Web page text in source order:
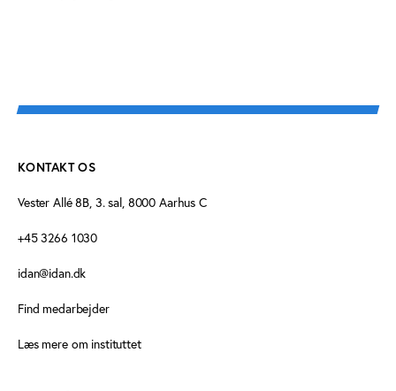
KONTAKT OS
Vester Allé 8B, 3. sal, 8000 Aarhus C
+45 3266 1030
idan@idan.dk
Find medarbejder
Læs mere om instituttet